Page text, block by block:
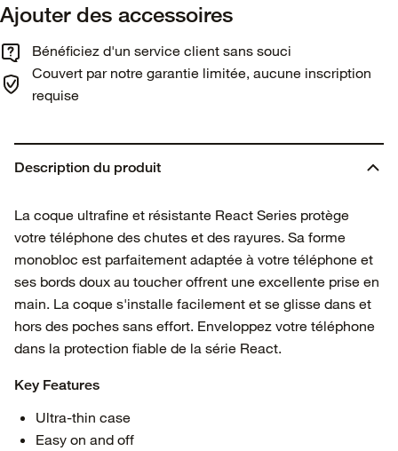
Ajouter des accessoires
Bénéficiez d'un service client sans souci
Couvert par notre garantie limitée, aucune inscription
requise
Description du produit
La coque ultrafine et résistante React Series protège
votre téléphone des chutes et des rayures. Sa forme
monobloc est parfaitement adaptée à votre téléphone et
ses bords doux au toucher offrent une excellente prise en
main. La coque s'installe facilement et se glisse dans et
hors des poches sans effort. Enveloppez votre téléphone
dans la protection fiable de la série React.
Key Features
Ultra-thin case
Easy on and off